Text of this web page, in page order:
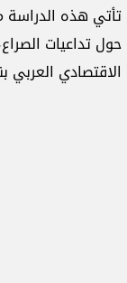
تأتي هذه
حول تداعيات
الاقتصادي العربي بنحو 150 مليار دولار خلال